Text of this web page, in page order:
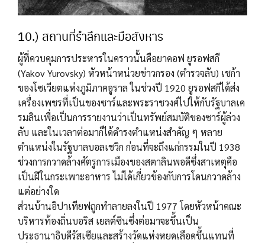
10.) สถานที่รำลึกและมือสังหาร
ผู้ที่ควบคุมการประหารในคราวนั้นคือยาคอฟ ยูรอฟสกี
(Yakov Yurovsky) หัวหน้าหน่วยข่าวกรอง (ตำรวจลับ) เชก้า
ของโซเวียตแห่งภูมิภาคอูราล ในช่วงปี 1920 ยูรอฟสกีได้ส่ง
เครื่องเพชรที่เป็นของซาร์และพระราชวงศ์ไปให้กับรัฐบาลเค
รมลินเพื่อเป็นการรายงานว่าเป็นทรัพย์สมบัติของซาร์ผู้ล่วง
ลับ และในเวลาต่อมาก็ได้ดำรงตำแหน่งสำคัญ ๆ หลาย
ตำแหน่งในรัฐบาลบอลเชวิก ก่อนที่จะถึงแก่กรรมในปี 1938
ช่วงการกวาดล้างศัตรูการเมืองของสตาลินพอดีซึ่งสาเหตุคือ
เป็นฝีในกระเพาะอาหาร ไม่ได้เกี่ยวข้องกับการโดนกวาดล้าง
แต่อย่างใด
ส่วนบ้านอิปาเทียฟถูกทำลายลงในปี 1977 โดยหัวหน้าคณะ
บริหารท้องถิ่นบอริส เยลต์ซินซึ่งต่อมาจะขึ้นเป็น
ประธานาธิบดีรัสเซียและสร้างวัดแห่งหยดเลือดขึ้นแทนที่